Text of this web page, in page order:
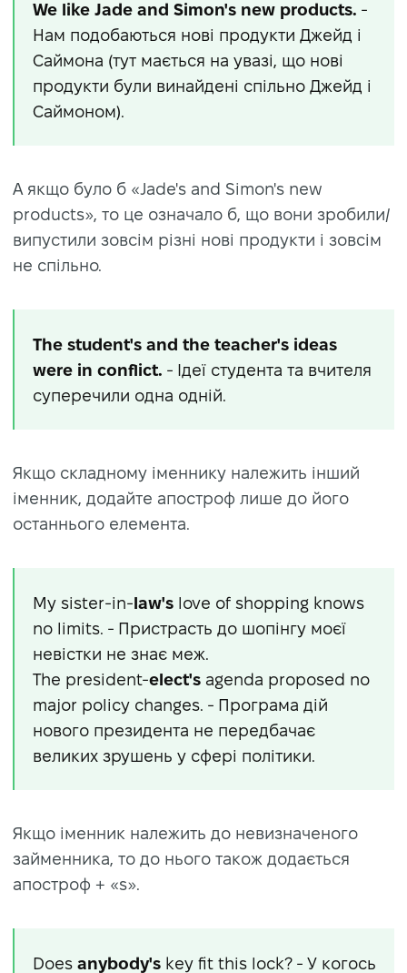
We like Jade and Simon's new products. -
Нам подобаються нові продукти Джейд і
Саймона (тут мається на увазі, що нові
продукти були винайдені спільно Джейд і
Саймоном).
А якщо було б «Jade's and Simon's new
products», то це означало б, що вони зробили/
випустили зовсім різні нові продукти і зовсім
не спільно.
The student's and the teacher's ideas
were in conflict. - Ідеї студента та вчителя
суперечили одна одній.
Якщо складному іменнику належить інший
іменник, додайте апостроф лише до його
останнього елемента.
My sister-in- law's love of shopping knows
no limits. - Пристрасть до шопінгу моєї
невістки не знає меж.
The president-elect's agenda proposed no
major policy changes. - Програма дій
нового президента не передбачає
великих зрушень у сфері політики.
Якщо іменник належить до невизначеного
займенника, то до нього також додається
апостроф + «s».
Does anybody's key fit this lock? - У когось